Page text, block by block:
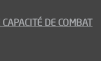
DE COMBAT